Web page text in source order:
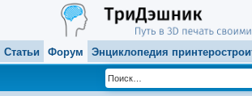
Статьи Форум Энциклопедия